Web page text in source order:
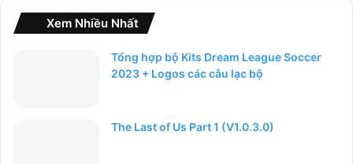
Xem Nhiều Nhất
Tổng hợp bộ Kits Dream League Soccer
2023 + Logos các câu lạc bộ
The Last of Us Part 1 (V1.0.3.0)